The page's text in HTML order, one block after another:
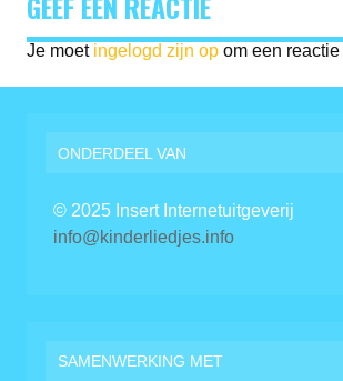
Je moet ingelogd zijn op om een
ONDERDEEL VAN
© 2025 Insert Internetuitgeverij
info@kinderliedjes.info
SAMENWERKING MET